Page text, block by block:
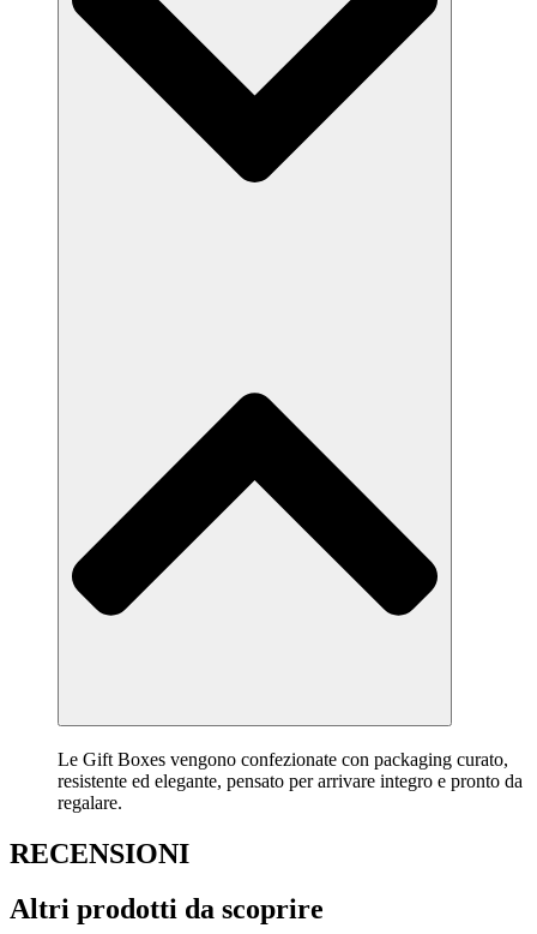
Le Gift Boxes vengono confezionate con packaging curato,
resistente ed elegante, pensato per arrivare integro e pronto da
regalare.
RECENSIONI
Altri prodotti da scoprire